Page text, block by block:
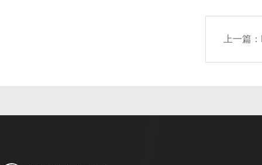
上一篇：